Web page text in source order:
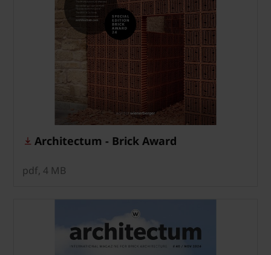
Architectum - Brick Award
pdf, 4 MB